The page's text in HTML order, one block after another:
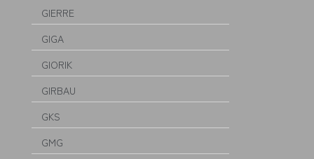
GIERRE
GIGA
GIORIK
GIRBAU
GKS
GMG